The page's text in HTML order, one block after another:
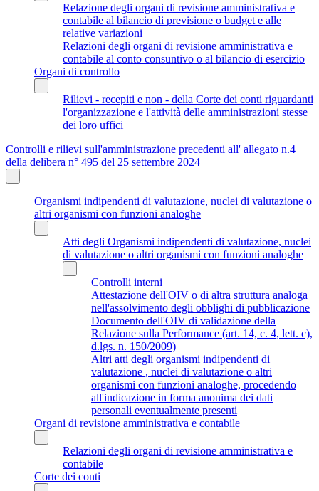
Relazione degli organi di revisione amministrativa e
contabile al bilancio di previsione o budget e alle
relative variazioni
Relazioni degli organi di revisione amministrativa e
contabile al conto consuntivo o al bilancio di esercizio
Organi di controllo
Rilievi - recepiti e non - della Corte dei conti riguardanti
l'organizzazione e l'attività delle amministrazioni stesse
dei loro uffici
Controlli e rilievi sull'amministrazione precedenti all' allegato n.4
della delibera n° 495 del 25 settembre 2024
Organismi indipendenti di valutazione, nuclei di valutazione o
altri organismi con funzioni analoghe
Atti degli Organismi indipendenti di valutazione, nuclei
di valutazione o altri organismi con funzioni analoghe
Controlli interni
Attestazione dell'OIV o di altra struttura analoga
nell'assolvimento degli obblighi di pubblicazione
Documento dell'OIV di validazione della
Relazione sulla Performance (art. 14, c. 4, lett. c),
d.lgs. n. 150/2009)
Altri atti degli organismi indipendenti di
valutazione , nuclei di valutazione o altri
organismi con funzioni analoghe, procedendo
all'indicazione in forma anonima dei dati
personali eventualmente presenti
Organi di revisione amministrativa e contabile
Relazioni degli organi di revisione amministrativa e
contabile
Corte dei conti